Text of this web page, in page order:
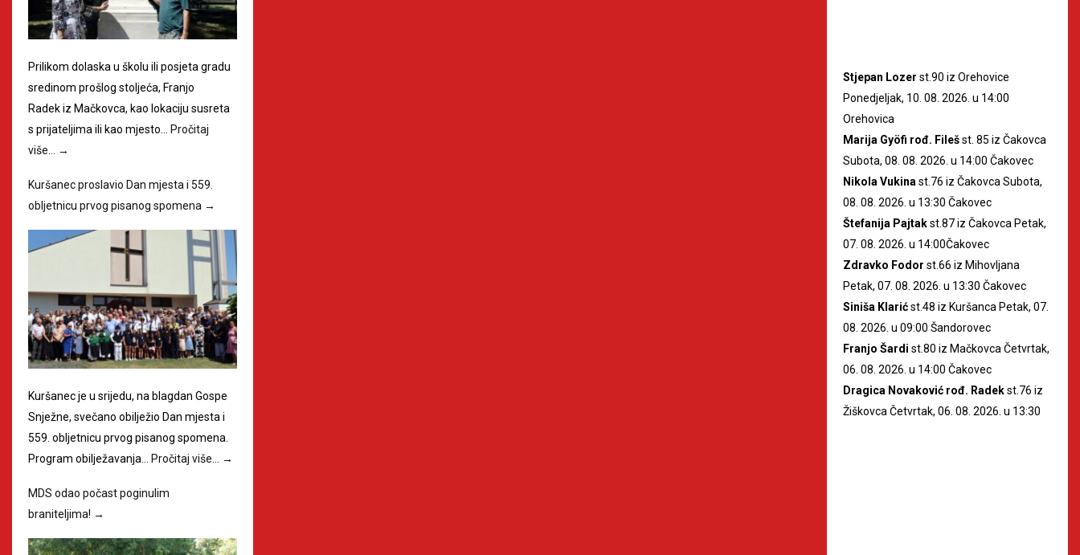
Prilikom dolaska u školu ili posjeta gradu
sredinom prošlog stoljeća, Franjo
Radek iz Mačkovca, kao lokaciju susreta
s prijateljima ili kao mjesto… Pročitaj
više… →
Kuršanec proslavio Dan mjesta i 559.
obljetnicu prvog pisanog spomena →
Kuršanec je u srijedu, na blagdan Gospe
Snježne, svečano obilježio Dan mjesta i
559. obljetnicu prvog pisanog spomena.
Program obilježavanja…
Pročitaj više… →
MDS odao počast poginulim
braniteljima! →
Stjepan Lozer st.90 iz Orehovice
Ponedjeljak, 10. 08. 2026. u 14:00
Orehovica
Marija Gyöfi rođ. Filešst. 85 iz Čakovca
Subota, 08. 08. 2026. u 14:00 Čakovec
Nikola Vukina st.76 iz Čakovca Subota,
08. 08. 2026. u 13:30 Čakovec
Štefanija Pajtakst.87 iz Čakovca Petak,
07. 08. 2026. u 14:00Čakovec
Zdravko Fodor st.66 iz Mihovljana
Petak, 07. 08. 2026. u 13:30 Čakovec
Siniša Klarićst.48 iz Kuršanca Petak, 07.
08. 2026. u 09:00 Šandorovec
Franjo Šardi st.80 iz Mačkovca Četvrtak,
06. 08. 2026. u 14:00 Čakovec
Dragica Novaković rođ. Radekst.76 iz
Žiškovca Četvrtak, 06. 08. 2026. u 13:30